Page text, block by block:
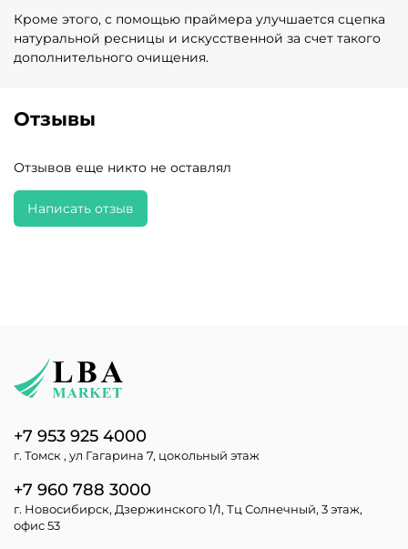
Кроме этого, с помощью праймера улучшается сцепка
натуральной ресницы и искусственной за счет такого
дополнительного очищения.
Отзывы
Отзывов еще никто не оставлял
Написать отзыв
+7 953 925 4000
г. Томск , ул Гагарина 7, цокольный этаж
+7 960 788 3000
г. Новосибирск, Дзержинского 1/1, Тц Солнечный, 3 этаж,
офис 53